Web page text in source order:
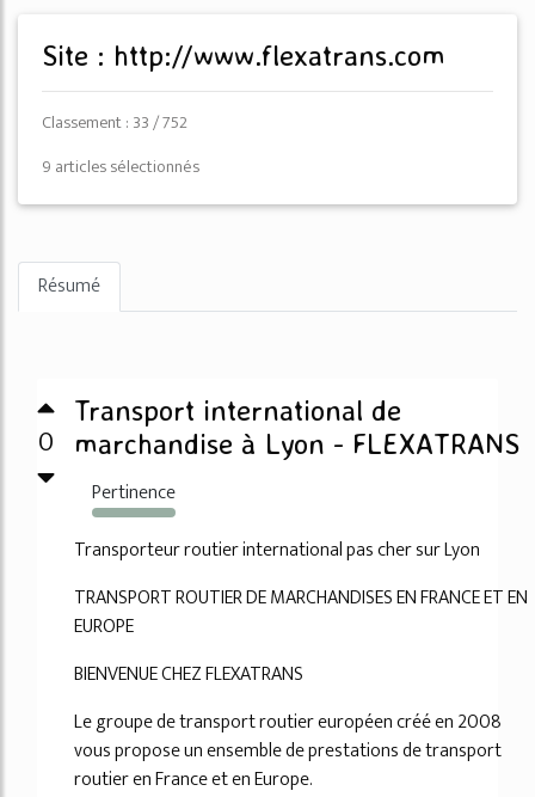
Site : http://www.flexatrans.com
Classement : 33 / 752
9 articles sélectionnés
Résumé
0
Transport international de
marchandise à Lyon - FLEXATRANS
Pertinence
5283%
Transporteur routier international pas cher sur Lyon
TRANSPORT ROUTIER DE MARCHANDISES EN FRANCE ET EN
EUROPE
BIENVENUE CHEZ FLEXATRANS
Le groupe de transport routier européen créé en 2008
vous propose un ensemble de prestations de transport
routier en France et en Europe.